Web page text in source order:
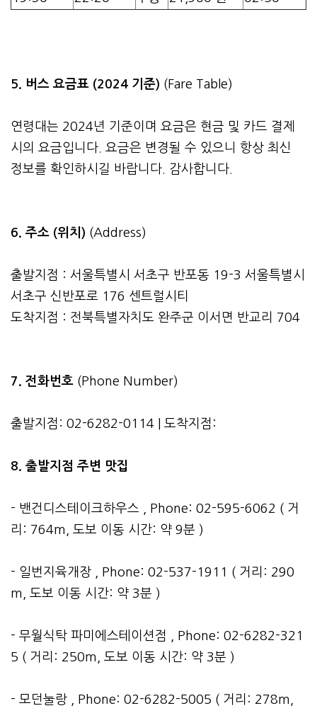
5. 버스 요금표 (2024 기준) (Fare Table)
연령대는 2024년 기준이며 요금은 현금 및 카드 결제
시의 요금입니다. 요금은 변경될 수 있으니 항상 최신
정보를 확인하시길 바랍니다. 감사합니다.
6. 주소 (위치) (Address)
출발지점 : 서울특별시 서초구 반포동 19-3 서울특별시
서초구 신반포로 176 센트럴시티
도착지점 : 전북특별자치도 완주군 이서면 반교리 704
7. 전화번호 (Phone Number)
출발지점: 02-6282-0114 | 도착지점:
8. 출발지점 주변 맛집
- 밴건디스테이크하우스 , Phone: 02-595-6062 ( 거
리: 764m, 도보 이동 시간: 약 9분 )
- 일번지육개장 , Phone: 02-537-1911 ( 거리: 290
m, 도보 이동 시간: 약 3분 )
- 무월식탁 파미에스테이션점 , Phone: 02-6282-321
5 ( 거리: 250m, 도보 이동 시간: 약 3분 )
- 모던눌랑 , Phone: 02-6282-5005 ( 거리: 278m,